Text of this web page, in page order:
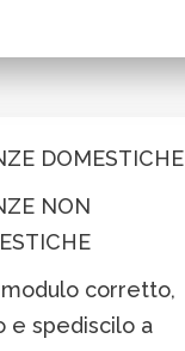
DOMESTICHE
NON
modulo corretto,
e spediscilo a